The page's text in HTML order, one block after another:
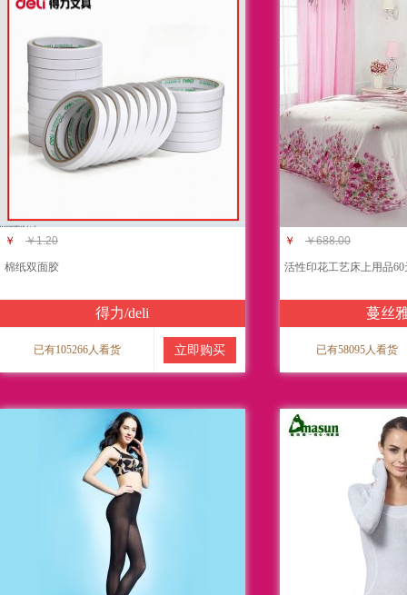
￥ ￥1.20
棉纸双面胶
得力/deli
已有105266人看货 立即购买
￥ ￥688.00
活性印花工艺床上用品
蔓丝
已有58095人看货